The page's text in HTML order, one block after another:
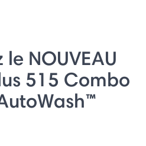
NOUVEAU
515 Combo